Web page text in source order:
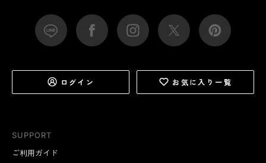
SUPPORT
ご利用ガイド
ログイン お気に入り一覧